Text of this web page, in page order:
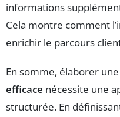
informations
Cela montre comment
enrichir le parcours
En somme, élaborer une
efficace nécessite une
structurée. En